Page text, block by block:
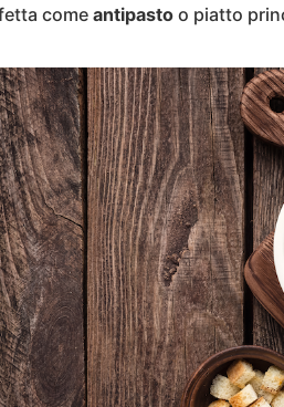
come antipasto o piatto